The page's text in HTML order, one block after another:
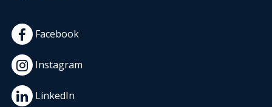
Facebook
Instagram
LinkedIn